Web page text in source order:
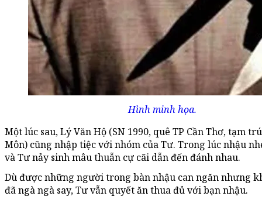
Hình minh họa.
Một lúc sau, Lý Văn Hộ (SN 1990, quê TP Cần Thơ, tạm
Môn) cũng nhập tiệc với nhóm của Tư. Trong lúc nhậu
và Tư nảy sinh mâu thuẫn cự cãi dẫn đến đánh nhau.
Dù được những người trong bàn nhậu can ngăn nhưng
đã ngà ngà say, Tư vẫn quyết ăn thua đủ với bạn nhậu.